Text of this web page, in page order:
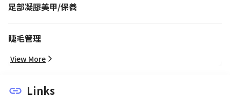
足部凝膠美甲/保養
睫毛管理
View More
link Links